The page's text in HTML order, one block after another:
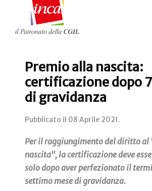
Premio alla nascita:
certificazione dopo
di gravidanza
Pubblicato il 08 Aprile 2021.
Per il raggiungimento del diritto
nascita", la certificazione deve
solo dopo aver perfezionato il
settimo mese di gravidanza.